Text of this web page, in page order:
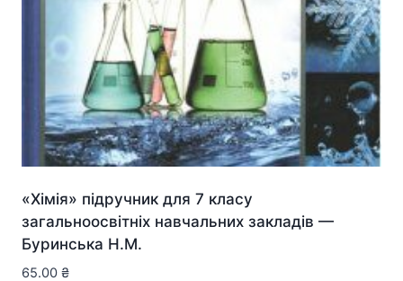
«Хімія» підручник для 7 класу
загальноосвітніх навчальних закладів —
Буринська Н.М.
65.00 ₴